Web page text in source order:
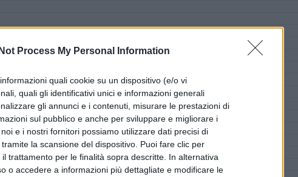
Process My Personal Information
quali cookie su un dispositivo (e/o vi
quali gli identificativi unici e informazioni generali
gli annunci e i contenuti, misurare le prestazioni di
sul pubblico e anche per sviluppare e migliorare i
e i nostri fornitori possiamo utilizzare dati precisi di
la scansione del dispositivo. Puoi fare clic per
trattamento per le finalità sopra descritte. In alternativa
o accedere a informazioni più dettagliate e modificare le